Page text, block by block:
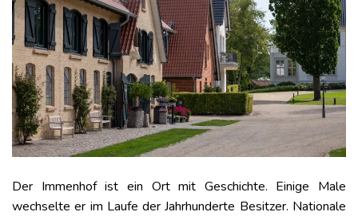
Der Immenhof ist ein Ort mit Geschichte. Einige Male
wechselte er im Laufe der Jahrhunderte Besitzer. Nationale